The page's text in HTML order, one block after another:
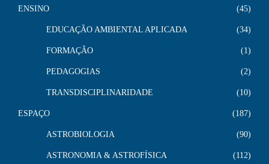
ENSINO 45
EDUCAÇÃO AMBIENTAL APLICADA 34
FORMAÇÃO 1
PEDAGOGIAS 2
TRANSDISCIPLINARIDADE 10
ESPAÇO 187
ASTROBIOLOGIA 90
ASTRONOMIA & ASTROFÍSICA 112